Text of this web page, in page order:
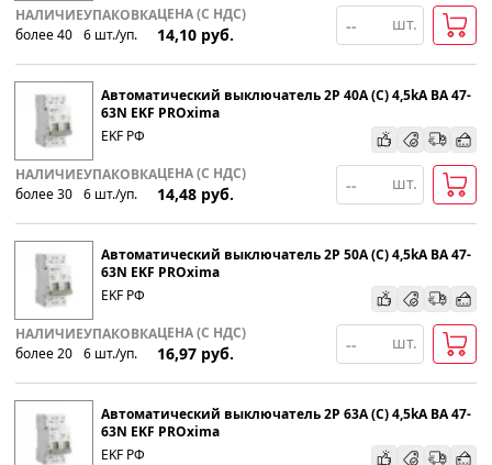
НАЛИЧИЕ
более 40
УПАКОВКА
6 шт./уп.
ЦЕНА (С НДС)
14,10 руб.
шт.
Автоматический выключатель 2P 40А (C) 4,5kA ВА 47-
63N EKF PROxima
EKF РФ
НАЛИЧИЕ
более 30
УПАКОВКА
6 шт./уп.
ЦЕНА (С НДС)
14,48 руб.
шт.
Автоматический выключатель 2P 50А (C) 4,5kA ВА 47-
63N EKF PROxima
EKF РФ
НАЛИЧИЕ
более 20
УПАКОВКА
6 шт./уп.
ЦЕНА (С НДС)
16,97 руб.
шт.
Автоматический выключатель 2P 63А (C) 4,5kA ВА 47-
63N EKF PROxima
EKF РФ